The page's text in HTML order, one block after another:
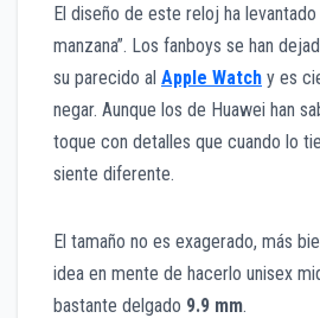
El diseño de este reloj ha
manzana”. Los fanboys se han
su parecido al Apple Watch y es
negar. Aunque los de Huawei han
toque con detalles que cuando lo
siente diferente.
El tamaño no es exagerado, más
idea en mente de hacerlo unisex
bastante delgado 9.9 mm.